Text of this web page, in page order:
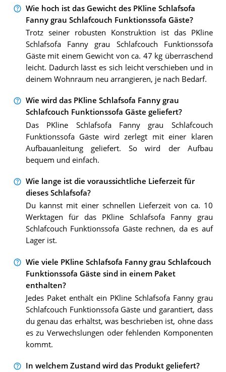
Wie hoch ist das Gewicht des PKline Schlafsofa
Fanny grau Schlafcouch Funktionssofa Gäste?
Trotz seiner robusten Konstruktion ist das PKline
Schlafsofa Fanny grau Schlafcouch Funktionssofa
Gäste mit einem Gewicht von ca. 47 kg überraschend
leicht. Dadurch lässt es sich leicht verschieben und in
deinem Wohnraum neu arrangieren, je nach Bedarf.
Wie wird das PKline Schlafsofa Fanny grau
Schlafcouch Funktionssofa Gäste geliefert?
Das PKline Schlafsofa Fanny grau Schlafcouch
Funktionssofa Gäste wird zerlegt mit einer klaren
Aufbauanleitung geliefert. So wird der Aufbau
bequem und einfach.
Wie lange ist die voraussichtliche Lieferzeit für
dieses Schlafsofa?
Du kannst mit einer schnellen Lieferzeit von ca. 10
Werktagen für das PKline Schlafsofa Fanny grau
Schlafcouch Funktionssofa Gäste rechnen, da es auf
Lager ist.
Wie viele PKline Schlafsofa Fanny grau Schlafcouch
Funktionssofa Gäste sind in einem Paket
enthalten?
Jedes Paket enthält ein PKline Schlafsofa Fanny grau
Schlafcouch Funktionssofa Gäste und garantiert, dass
du genau das erhältst, was beschrieben ist, ohne dass
es zu Verwechslungen oder fehlenden Komponenten
kommt.
In welchem Zustand wird das Produkt geliefert?